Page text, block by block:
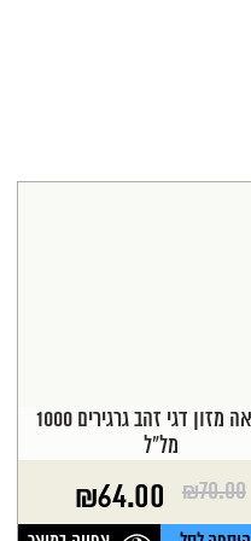
דגיוואה מזון דגי זהב גרגירים 1000
מל"ל
₪70.00
המחיר
המקורי
₪64.00
המחיר
הנוכחי